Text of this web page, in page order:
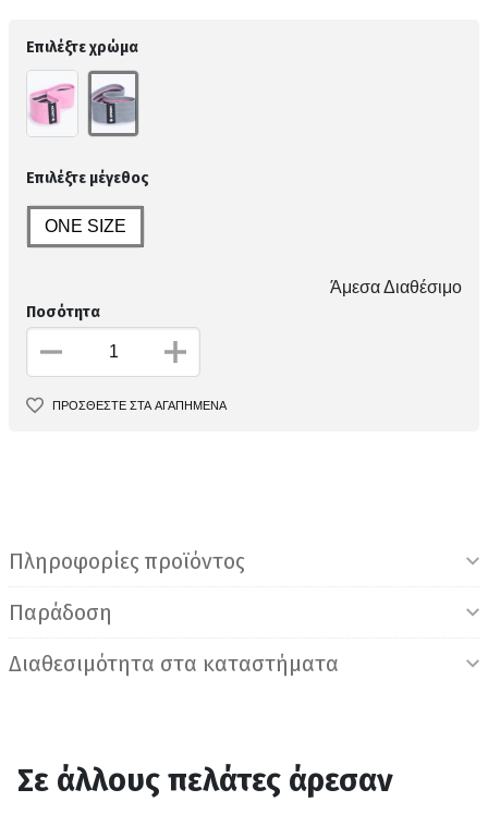
Επιλέξτε χρώμα
Επιλέξτε μέγεθος
ONE SIZE
Άμεσα Διαθέσιμο
Ποσότητα
ΠΡΟΣΘΕΣΤΕ ΣΤΑ ΑΓΑΠΗΜΕΝΑ
Πληροφορίες προϊόντος
Παράδοση
Διαθεσιμότητα στα καταστήματα
Σε άλλους πελάτες άρεσαν